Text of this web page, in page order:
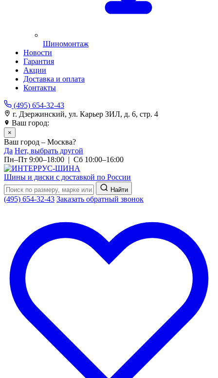
Шиномонтаж
Новости
Гарантия
Акции
Доставка и оплата
Контакты
(495) 654-32-43
г. Дзержинский, ул. Карьер ЗИЛ, д. 6, стр. 4
Ваш город:
×
Ваш город – Москва?
Да Нет, выбрать другой
Пн–Пт 9:00–18:00 | Сб 10:00–16:00
Шины и диски с доставкой по России
Найти
(495) 654-32-43 Заказать обратный звонок